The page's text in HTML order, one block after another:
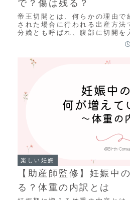
で？傷は残る？
帝王切開とは、何らかの理由で
された場合に行われる出産方法
分娩とも呼ばれ、腹部に切開を
出させる方法です。帝王切開
楽しい妊娠
【助産師監修】妊娠中
る？体重の内訳とは